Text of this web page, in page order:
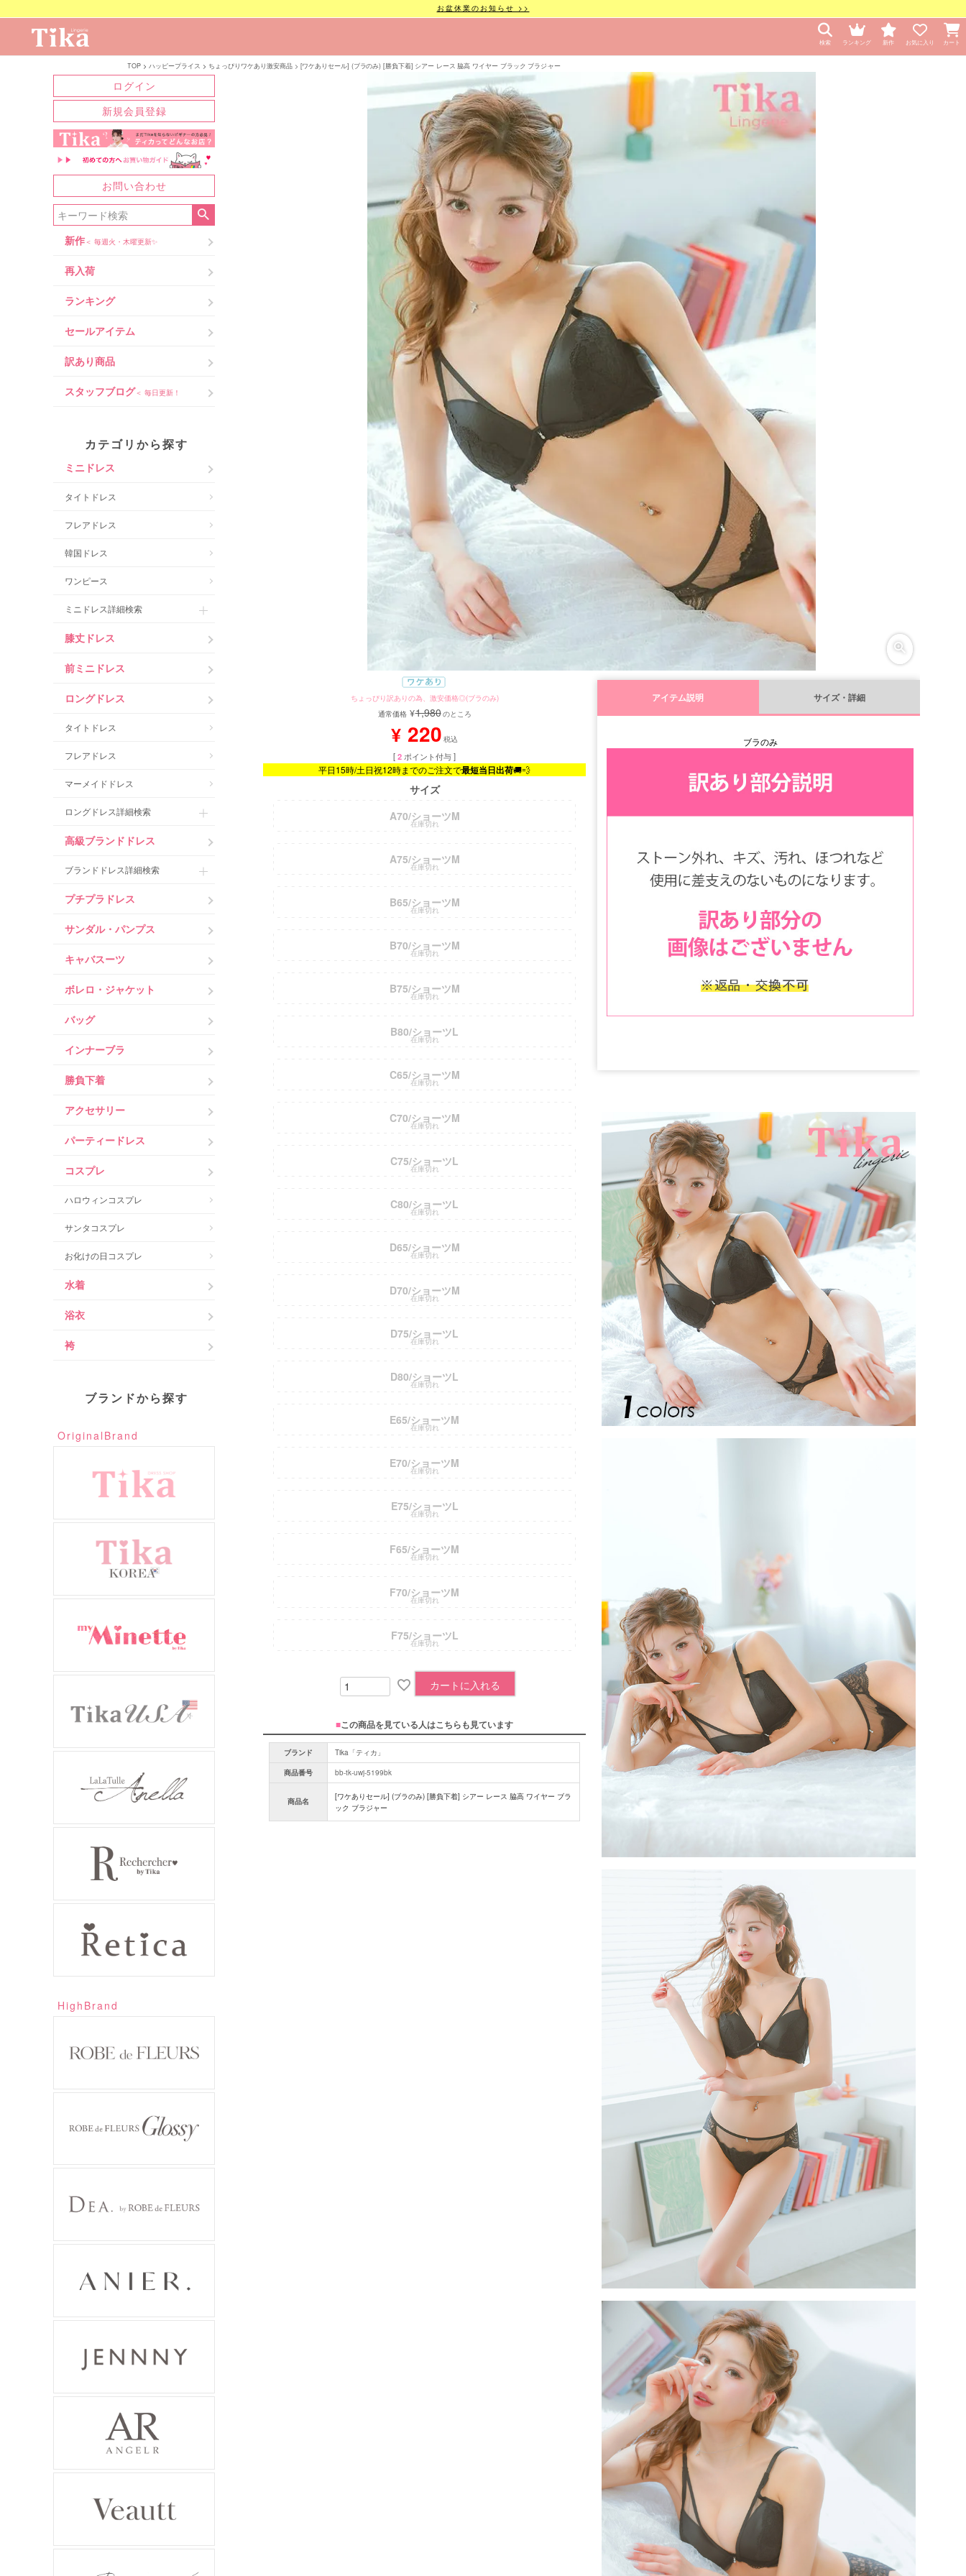
お盆休業のお知らせ >>
検索 ランキング 新作 お気に入り カート
TOP ハッピープライス ちょっぴりワケあり激安商品 [ワケありセール] (ブラのみ) [勝負下着] シアー レース 脇高 ワイヤー ブラック ブラジャー
ログイン
新規会員登録
お問い合わせ
新作＜ 毎週火・木曜更新✨
再入荷
ランキング
セールアイテム
訳あり商品
スタッフブログ＜ 毎日更新！
カテゴリから探す
ミニドレス
タイトドレス
フレアドレス
韓国ドレス
ワンピース
ミニドレス詳細検索
膝丈ドレス
前ミニドレス
ロングドレス
タイトドレス
フレアドレス
マーメイドドレス
ロングドレス詳細検索
高級ブランドドレス
ブランドドレス詳細検索
プチプラドレス
サンダル・パンプス
キャバスーツ
ボレロ・ジャケット
バッグ
インナーブラ
勝負下着
アクセサリー
パーティードレス
コスプレ
ハロウィンコスプレ
サンタコスプレ
お化けの日コスプレ
水着
浴衣
袴
ブランドから探す
OriginalBrand
HighBrand
ちょっぴり訳ありの為、激安価格◎(ブラのみ)
通常価格 ¥1,980のところ
¥ 220 税込
[2 ポイント付与 ]
平日15時/土日祝12時までのご注文で最短当日出荷🚚💨
サイズ
A70/ショーツM
在庫切れ
A75/ショーツM
在庫切れ
B65/ショーツM
在庫切れ
B70/ショーツM
在庫切れ
B75/ショーツM
在庫切れ
B80/ショーツL
在庫切れ
C65/ショーツM
在庫切れ
C70/ショーツM
在庫切れ
C75/ショーツL
在庫切れ
C80/ショーツL
在庫切れ
D65/ショーツM
在庫切れ
D70/ショーツM
在庫切れ
D75/ショーツL
在庫切れ
D80/ショーツL
在庫切れ
E65/ショーツM
在庫切れ
E70/ショーツM
在庫切れ
E75/ショーツL
在庫切れ
F65/ショーツM
在庫切れ
F70/ショーツM
在庫切れ
F75/ショーツL
在庫切れ
カートに入れる
■この商品を見ている人はこちらも見ています
ブランド
Tika「ティカ」
商品番号
bb-tk-uwj-5199bk
商品名
[ワケありセール] (ブラのみ) [勝負下着] シアー レース 脇高 ワイヤー ブラ
ック ブラジャー
アイテム説明 サイズ・詳細
ブラのみ
■注意事項